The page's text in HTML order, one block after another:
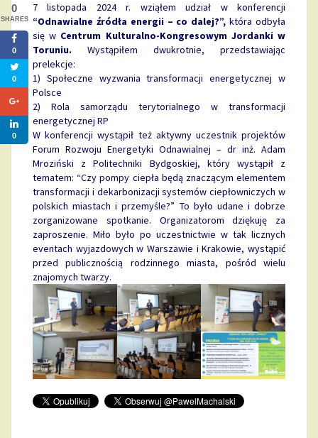
7 listopada 2024 r. wziąłem udział w konferencji
“Odnawialne źródła energii – co dalej?”, która odbyła
się w Centrum Kulturalno-Kongresowym Jordanki w
Toruniu. Wystąpiłem dwukrotnie, przedstawiając
prelekcje:
1) Społeczne wyzwania transformacji energetycznej w
Polsce
2) Rola samorządu terytorialnego w transformacji
energetycznej RP
W konferencji wystąpił też aktywny uczestnik projektów
Forum Rozwoju Energetyki Odnawialnej – dr inż. Adam
Mroziński z Politechniki Bydgoskiej, który wystąpił z
tematem: “Czy pompy ciepła będą znaczącym elementem
transformacji i dekarbonizacji systemów ciepłowniczych w
polskich miastach i przemyśle?” To było udane i dobrze
zorganizowane spotkanie. Organizatorom dziękuję za
zaproszenie. Miło było po uczestnictwie w tak licznych
eventach wyjazdowych w Warszawie i Krakowie, wystąpić
przed publicznością rodzinnego miasta, pośród wielu
znajomych twarzy.
0
SHARES
0
0
0